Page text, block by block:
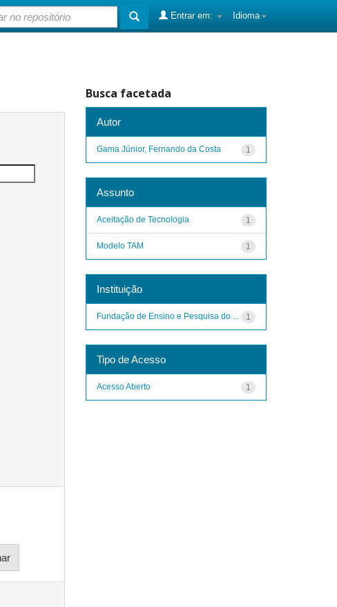
Idioma
Entrar em:
Busca facetada
Autor
1
Gama Júnior, Fernando da Costa
Assunto
1
Aceitação de Tecnologia
1
Modelo TAM
Instituição
1
Fundação de Ensino e Pesquisa do ...
Tipo de Acesso
1
Acesso Aberto